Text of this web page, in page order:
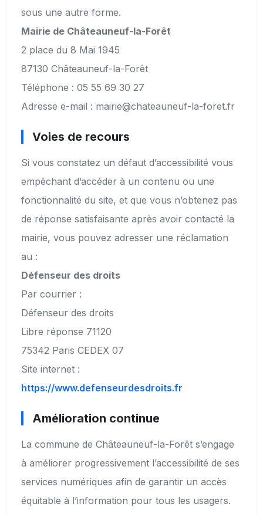
sous une autre forme.
Mairie de Châteauneuf-la-Forêt
2 place du 8 Mai 1945
87130 Châteauneuf-la-Forêt
Téléphone : 05 55 69 30 27
Adresse e-mail : mairie@chateauneuf-la-foret.fr
Voies de recours
Si vous constatez un défaut d’accessibilité vous
empêchant d’accéder à un contenu ou une
fonctionnalité du site, et que vous n’obtenez pas
de réponse satisfaisante après avoir contacté la
mairie, vous pouvez adresser une réclamation
au :
Défenseur des droits
Par courrier :
Défenseur des droits
Libre réponse 71120
75342 Paris CEDEX 07
Site internet :
https://www.defenseurdesdroits.fr
Amélioration continue
La commune de Châteauneuf-la-Forêt s’engage
à améliorer progressivement l’accessibilité de ses
services numériques afin de garantir un accès
équitable à l’information pour tous les usagers.